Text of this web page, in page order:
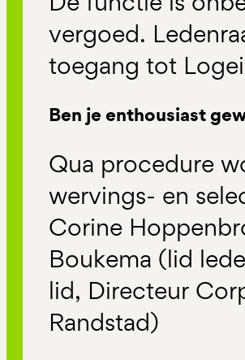
vergoed.
toegang tot
Ben je enthousiast
Qua procedure
wervings- en
Corine
Boukema (lid
lid, Directeur
Randstad)